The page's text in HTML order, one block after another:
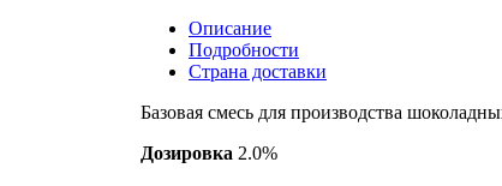
Описание
Подробности
Страна доставки
Базовая смесь для производства
Дозировка 2.0%